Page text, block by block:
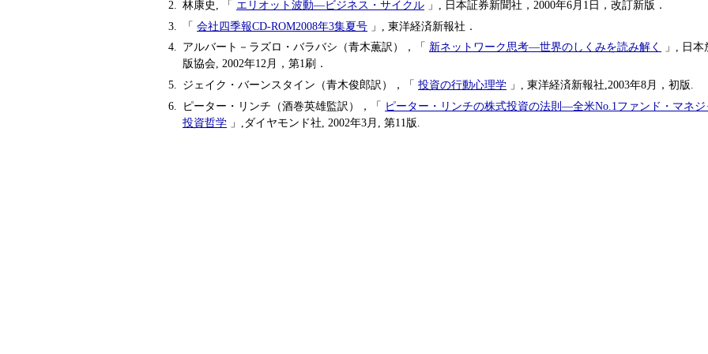
林康史, 「 エリオット波動―ビジネス・サイクル 」, 日本証券新聞社，2000年6月1日，改訂新版．
「会社四季報CD-ROM2008年3集夏号 」, 東洋経済新報社．
アルバート－ラズロ・バラバシ（青木薫訳），「 新ネットワーク思考―世界のしくみを読み解く
」, 日本
版協会, 2002年12月，第1刷．
ジェイク・バーンスタイン（青木俊郎訳），「投資の行動心理学 」, 東洋経済新報社,2003年8月，初版.
ピーター・リンチ（酒巻英雄監訳），「 ピーター・リンチの株式投資の法則―全米No.1ファンド・マネ
投資哲学 」,ダイヤモンド社, 2002年3月, 第11版.